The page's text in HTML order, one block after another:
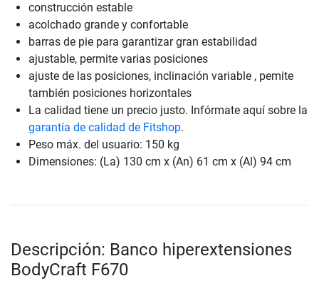
construcción estable
acolchado grande y confortable
barras de pie para garantizar gran estabilidad
ajustable, permite varias posiciones
ajuste de las posiciones, inclinación variable , pemite
también posiciones horizontales
La calidad tiene un precio justo. Infórmate aquí sobre la
garantía de calidad de Fitshop.
Peso máx. del usuario: 150 kg
Dimensiones: (La) 130 cm x (An) 61 cm x (Al) 94 cm
Descripción: Banco hiperextensiones
BodyCraft F670